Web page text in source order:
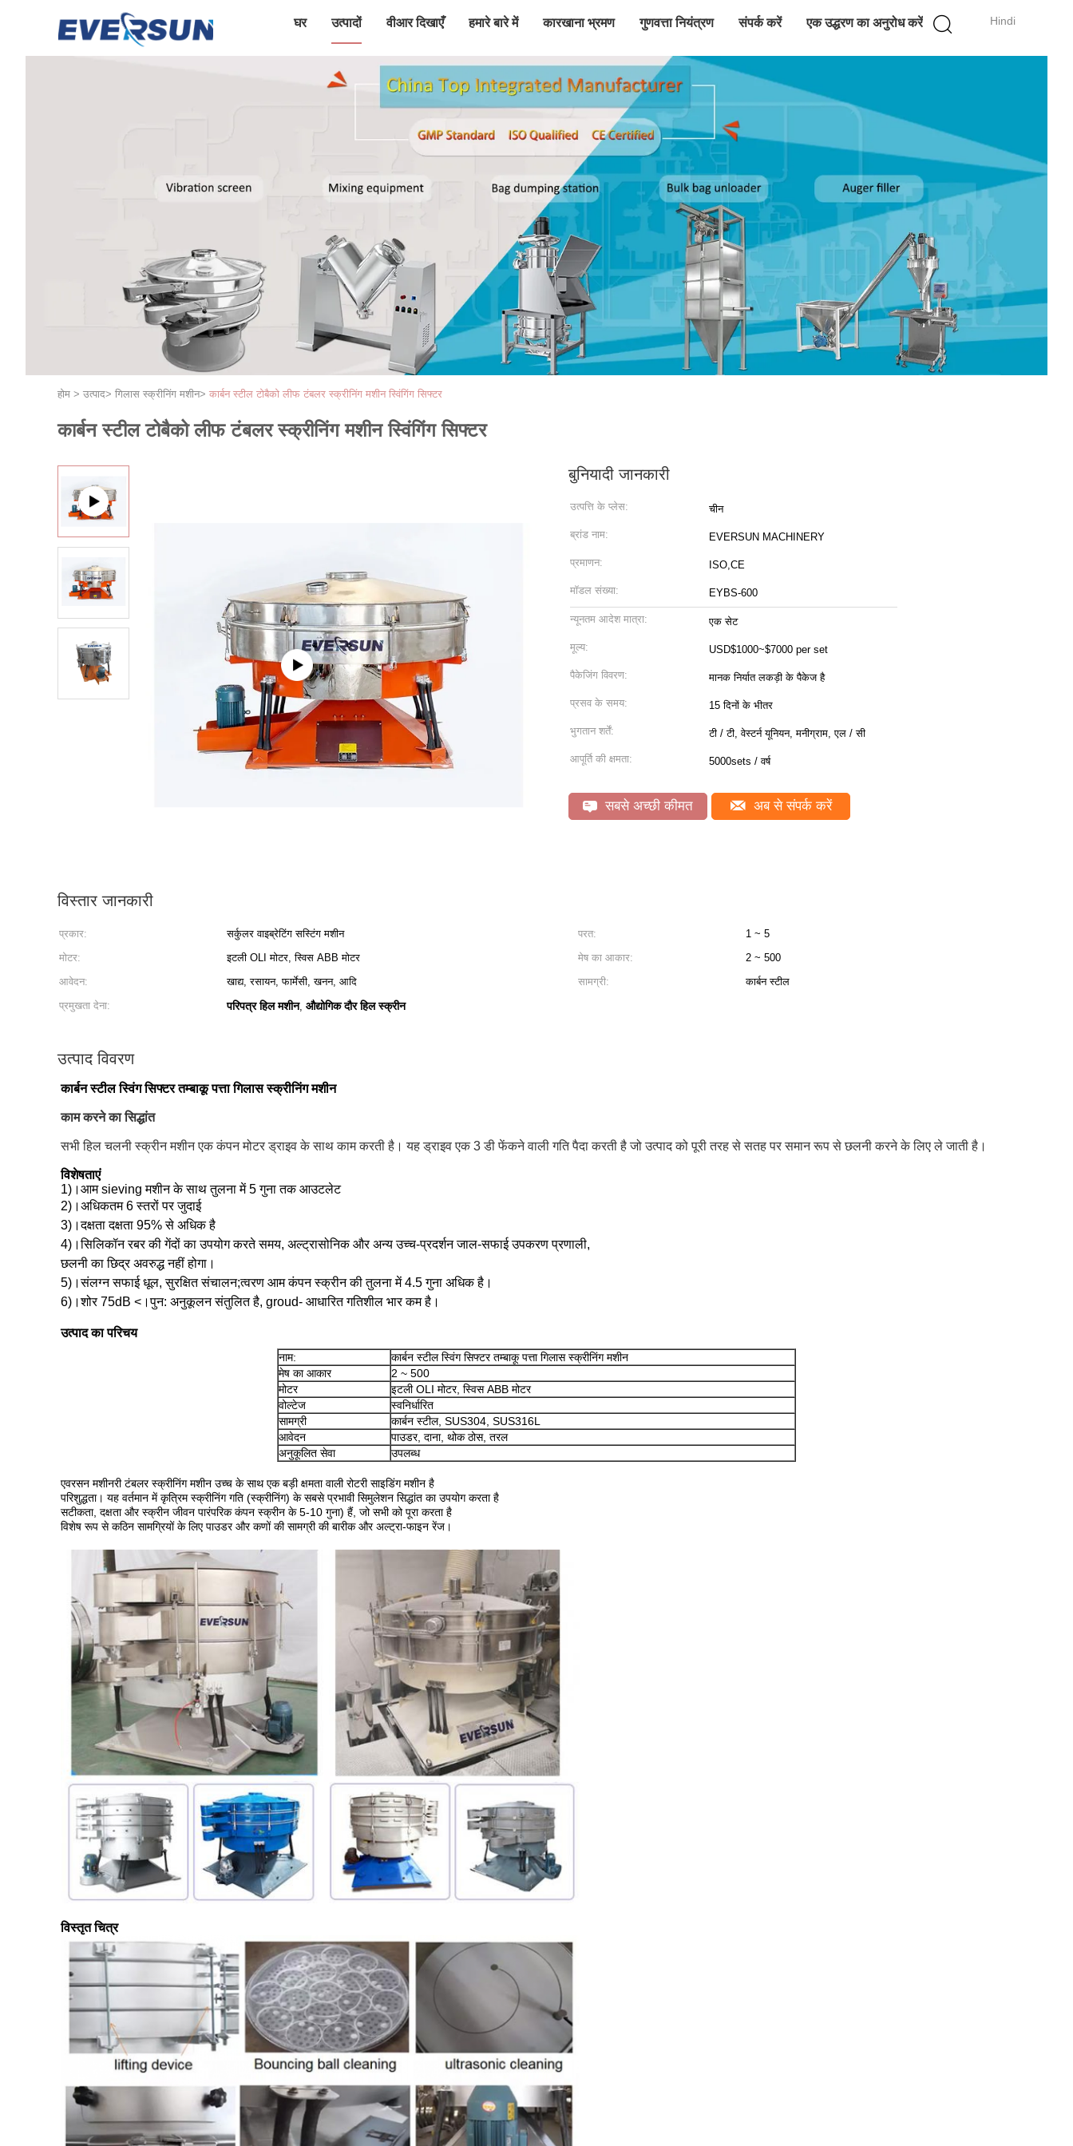
Hindi
घर उत्पादों वीआर दिखाएँ हमारे बारे में कारखाना भ्रमण गुणवत्ता नियंत्रण संपर्क करें एक उद्धरण का अनुरोध करें
होम > उत्पाद> गिलास स्क्रीनिंग मशीन> कार्बन स्टील टोबैको लीफ टंबलर स्क्रीनिंग मशीन स्विंगिंग सिफ्टर
कार्बन स्टील टोबैको लीफ टंबलर स्क्रीनिंग मशीन स्विंगिंग सिफ्टर
बुनियादी जानकारी
उत्पत्ति के प्लेस: चीन
ब्रांड नाम: EVERSUN MACHINERY
प्रमाणन: ISO,CE
मॉडल संख्या: EYBS-600
न्यूनतम आदेश मात्रा: एक सेट
मूल्य: USD$1000~$7000 per set
पैकेजिंग विवरण: मानक निर्यात लकड़ी के पैकेज है
प्रसव के समय: 15 दिनों के भीतर
भुगतान शर्तें: टी / टी, वेस्टर्न यूनियन, मनीग्राम, एल / सी
आपूर्ति की क्षमता: 5000sets / वर्ष
सबसे अच्छी कीमत अब से संपर्क करें
विस्तार जानकारी
प्रकार: सर्कुलर वाइब्रेटिंग सस्टिंग मशीन परत:
1 ~ 5
मोटर:
इटली OLI मोटर, स्विस ABB मोटर मेष का आकार:
2 ~ 500
आवेदन:
खाद्य, रसायन, फार्मेसी, खनन, आदि सामग्री:
कार्बन स्टील
प्रमुखता देना:
परिपत्र हिल मशीन, औद्योगिक दौर हिल स्क्रीन
उत्पाद विवरण
कार्बन स्टील स्विंग सिफ्टर तम्बाकू पत्ता गिलास स्क्रीनिंग मशीन
काम करने का सिद्धांत
सभी हिल चलनी स्क्रीन मशीन एक कंपन मोटर ड्राइव के साथ काम करती है। यह ड्राइव एक 3 डी फेंकने वाली गति पैदा करती है जो उत्पाद को पूरी तरह से सतह पर समान रूप से छलनी करने के लिए ले जाती है।
विशेषताएं
1)।आम sieving मशीन के साथ तुलना में 5 गुना तक आउटलेट
2)।अधिकतम 6 स्तरों पर जुदाई
3)।दक्षता दक्षता 95% से अधिक है
4)।सिलिकॉन रबर की गेंदों का उपयोग करते समय, अल्ट्रासोनिक और अन्य उच्च-प्रदर्शन जाल-सफाई उपकरण प्रणाली,
छलनी का छिद्र अवरुद्ध नहीं होगा।
5)।संलग्न सफाई धूल, सुरक्षित संचालन;त्वरण आम कंपन स्क्रीन की तुलना में 4.5 गुना अधिक है।
6)।शोर 75dB <।पुन: अनुकूलन संतुलित है, groud- आधारित गतिशील भार कम है।
उत्पाद का परिचय
नाम:
कार्बन स्टील स्विंग सिफ्टर तम्बाकू पत्ता गिलास स्क्रीनिंग मशीन
मेष का आकार
2 ~ 500
मोटर
इटली OLI मोटर, स्विस ABB मोटर
वोल्टेज
स्वनिर्धारित
सामग्री
कार्बन स्टील, SUS304, SUS316L
आवेदन
पाउडर, दाना, थोक ठोस, तरल
अनुकूलित सेवा
उपलब्ध
एवरसन मशीनरी टंबलर स्क्रीनिंग मशीन उच्च के साथ एक बड़ी क्षमता वाली रोटरी साइडिंग मशीन है
परिशुद्धता। यह वर्तमान में कृत्रिम स्क्रीनिंग गति (स्क्रीनिंग) के सबसे प्रभावी सिमुलेशन सिद्धांत का उपयोग करता है
सटीकता, दक्षता और स्क्रीन जीवन पारंपरिक कंपन स्क्रीन के 5-10 गुना) हैं, जो सभी को पूरा करता है
विशेष रूप से कठिन सामग्रियों के लिए पाउडर और कणों की सामग्री की बारीक और अल्ट्रा-फाइन रेंज।
विस्तृत चित्र